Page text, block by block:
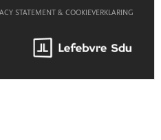
STATEMENT & COOKIEVERKLARING